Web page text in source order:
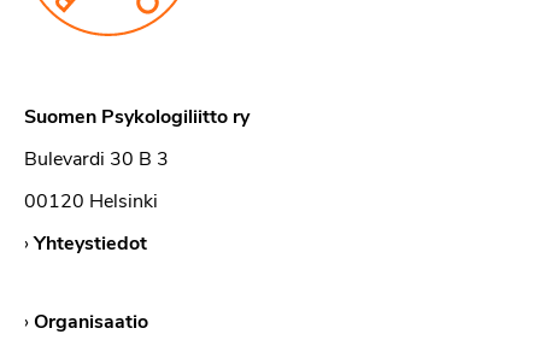
Suomen Psykologiliitto ry
Bulevardi 30 B 3
00120 Helsinki
›Yhteystiedot
›Organisaatio